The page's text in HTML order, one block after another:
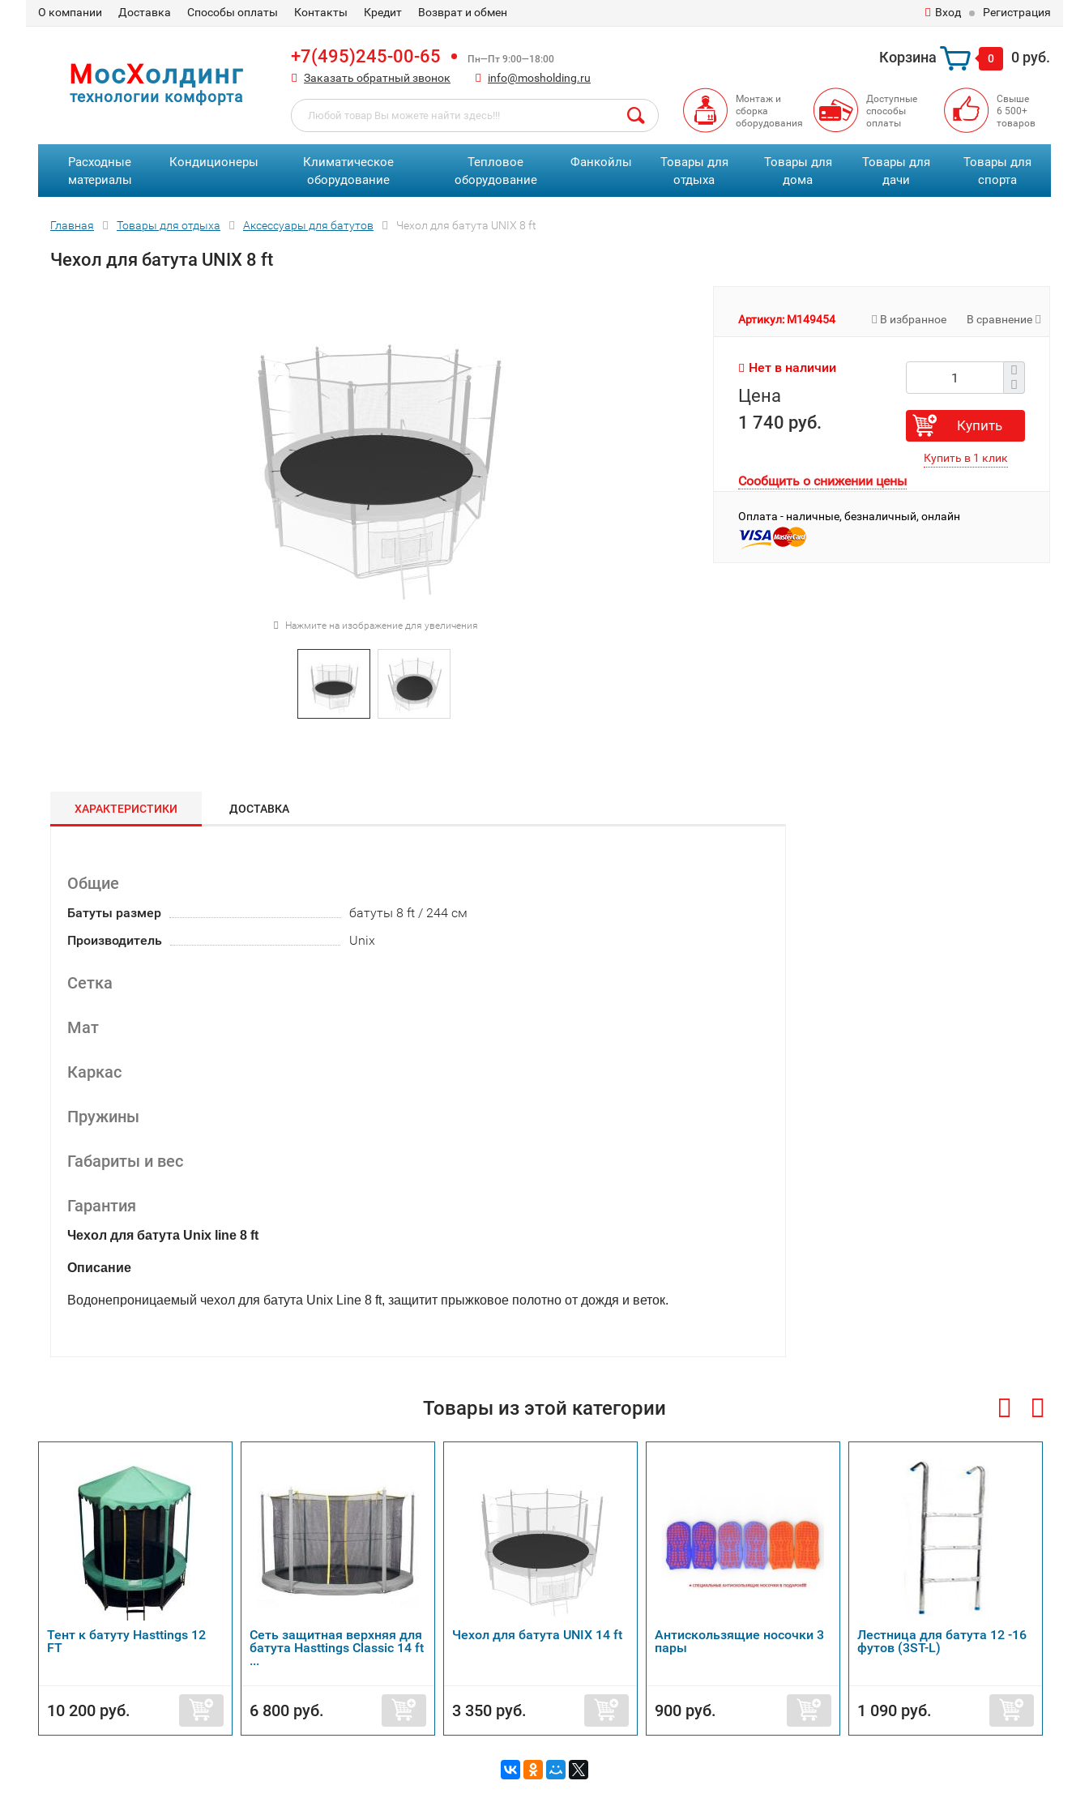
О компании Доставка Способы оплаты Контакты Кредит Возврат и обмен Вход Регистрация
МосХолдинг
технологии комфорта
+7(495)245-00-65 Пн—Пт 9:00—18:00
Заказать обратный звонок info@mosholding.ru
Корзина 0 0 руб.
Монтаж и
сборка
оборудования
Доступные
способы
оплаты
Свыше
6 500+
товаров
Расходные
материалы
Кондиционеры
Климатическое
оборудование
Тепловое
оборудование
Фанкойлы
Товары для
отдыха
Товары для
дома
Товары для
дачи
Товары для
спорта
Главная Товары для отдыха Аксессуары для батутов Чехол для батута UNIX 8 ft
Чехол для батута UNIX 8 ft
Нажмите на изображение для увеличения
В избранное В сравнение
Артикул: M149454
Нет в наличии
Цена
1 740 руб.
Купить
Сообщить о снижении цены
Оплата - наличные, безналичный, онлайн
ХАРАКТЕРИСТИКИ ДОСТАВКА
Общие
Батуты размер
батуты 8 ft / 244 см
Производитель
Unix
Сетка
Мат
Каркас
Пружины
Габариты и вес
Гарантия
Чехол для батута Unix line 8 ft
Описание
Водонепроницаемый чехол для батута Unix Line 8 ft, защитит прыжковое полотно от дождя и веток.
Товары из этой категории
Тент к батуту Hasttings 12
FT
10 200 руб.
Сеть защитная верхняя для
батута Hasttings Classic 14 ft
...
6 800 руб.
Чехол для батута UNIX 14 ft
3 350 руб.
Антискользящие носочки 3
пары
900 руб.
Лестница для батута 12 -16
футов (3ST-L)
1 090 руб.